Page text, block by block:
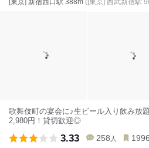
[東京] 新宿西口駅 388m ([東京] 西武新宿駅
歌舞伎町の宴会に♪生ビール入り飲み放
2,980円！貸切歓迎◎
3.33 258 人